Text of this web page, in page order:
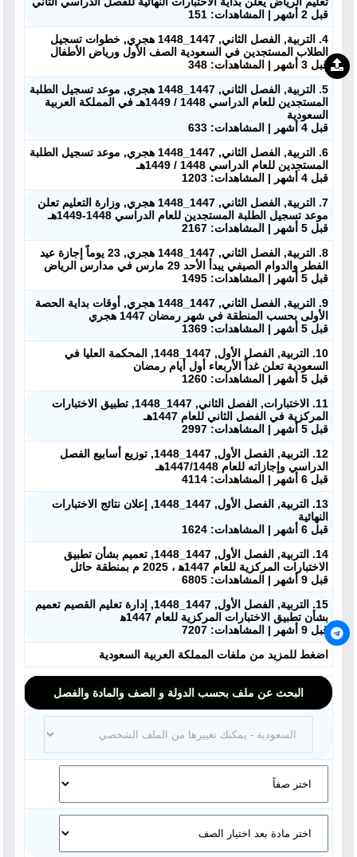
قبل 2 أشهر | المشاهدات: 151
4. التربية, الفصل الثاني, 1447_1448 هجري, خطوات تسجيل
الطلاب المستجدين في السعودية الصف الأول ورياض الأطفال
قبل 3 أشهر | المشاهدات: 348
5. التربية, الفصل الثاني, 1447_1448 هجري, موعد تسجيل الطلبة
المستجدين للعام الدراسي 1448 / 1449هـ في المملكة العربية
السعودية
قبل 4 أشهر | المشاهدات: 633
6. التربية, الفصل الثاني, 1447_1448 هجري, موعد تسجيل الطلبة
المستجدين للعام الدراسي 1448 / 1449هـ
قبل 4 أشهر | المشاهدات: 1203
7. التربية, الفصل الثاني, 1447_1448 هجري, وزارة التعليم تعلن
موعد تسجيل الطلبة المستجدين للعام الدراسي 1448-1449هـ
قبل 5 أشهر | المشاهدات: 2167
8. التربية, الفصل الثاني, 1447_1448 هجري, 23 يوماً إجازة عيد
الفطر والدوام الصيفي يبدأ الأحد 29 مارس في مدارس الرياض
قبل 5 أشهر | المشاهدات: 1495
9. التربية, الفصل الثاني, 1447_1448 هجري, أوقات بداية الحصة
الأولى بحسب المنطقة في شهر رمضان 1447 هجري
قبل 5 أشهر | المشاهدات: 1369
10. التربية, الفصل الأول, 1447_1448, المحكمة العليا في
السعودية تعلن غداً الأربعاء أول أيام رمضان
قبل 5 أشهر | المشاهدات: 1260
11. الاختبارات, الفصل الثاني, 1447_1448, تطبيق الاختبارات
المركزية في الفصل الثاني للعام 1447هـ
قبل 5 أشهر | المشاهدات: 2997
12. التربية, الفصل الأول, 1447_1448, توزيع أسابيع الفصل
الدراسي وإجازاته للعام 1447/1448هـ
قبل 6 أشهر | المشاهدات: 4114
13. التربية, الفصل الأول, 1447_1448, إعلان نتائج الاختبارات
النهائية
قبل 6 أشهر | المشاهدات: 1624
14. التربية, الفصل الأول, 1447_1448, تعميم بشأن تطبيق
الاختبارات المركزية للعام 1447ه‍ ، 2025 م بمنطقة حائل
قبل 9 أشهر | المشاهدات: 6805
15. التربية, الفصل الأول, 1447_1448, إدارة تعليم القصيم تعميم
بشأن تطبيق الاختبارات المركزية للعام 1447ه‍
قبل 9 أشهر | المشاهدات: 7207
اضغط للمزيد من ملفات المملكة العربية السعودية
البحث عن ملف بحسب الدولة و الصف والمادة والفصل